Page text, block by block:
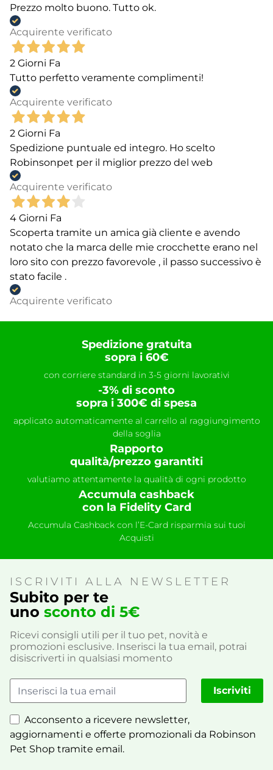
Prezzo molto buono. Tutto ok.
Acquirente verificato
2 Giorni Fa
Tutto perfetto veramente complimenti!
Acquirente verificato
2 Giorni Fa
Spedizione puntuale ed integro. Ho scelto
Robinsonpet per il miglior prezzo del web
Acquirente verificato
4 Giorni Fa
Scoperta tramite un amica già cliente e avendo
notato che la marca delle mie crocchette erano nel
loro sito con prezzo favorevole , il passo successivo è
stato facile .
Acquirente verificato
Spedizione gratuita
sopra i 60€
con corriere standard in 3-5 giorni lavorativi
-3% di sconto
sopra i 300€ di spesa
applicato automaticamente al carrello al raggiungimento
della soglia
Rapporto
qualità/prezzo garantiti
valutiamo attentamente la qualità di ogni prodotto
Accumula cashback
con la Fidelity Card
Accumula Cashback con l’E-Card risparmia sui tuoi
Acquisti
ISCRIVITI ALLA NEWSLETTER
Subito per te
uno sconto di 5€
Ricevi consigli utili per il tuo pet, novità e
promozioni esclusive. Inserisci la tua email, potrai
disiscriverti in qualsiasi momento
Acconsento a ricevere newsletter,
aggiornamenti e offerte promozionali da Robinson
Pet Shop tramite email.
Iscriviti